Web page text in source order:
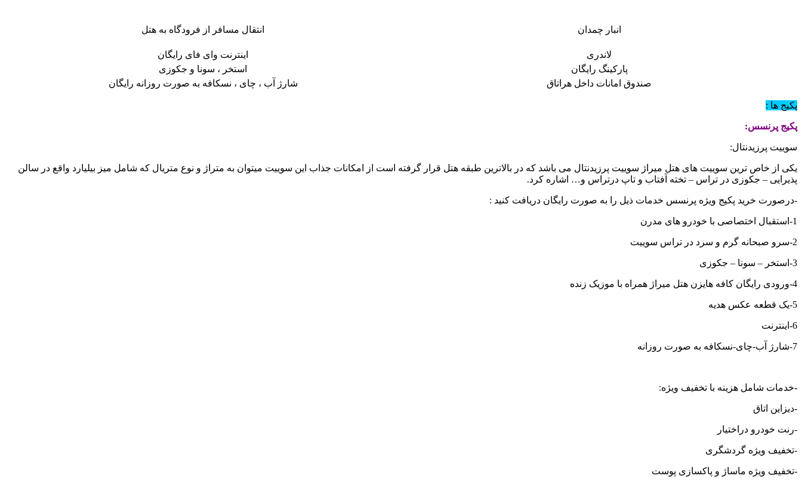
انبار چمدان انتقال مسافر از فرودگاه به هتل
لاندری
اینترنت وای فای رایگان
پارکینگ رایگان
استخر ، سونا و جکوزی
صندوق امانات داخل هراتاق
شارژ آب ، چای ، نسکافه به صورت روزانه رایگان
پکیج ها :
پکیج پرنسس:
سوییت پرزیدنتال:
یکی از خاص ترین سوییت های هتل میراژ سوییت پرزیدنتال می باشد که در بالاترین طبقه هتل قرار گرفته است از امکانات جذاب این سوییت میتوان به متراژ و نوع متریال که شامل میز بیلیارد واقع در سالن
پذیرایی – جکوزی در تراس – تخته آفتاب و تاپ درتراس و… اشاره کرد.
-درصورت خرید پکیج ویژه پرنسس خدمات ذیل را به صورت رایگان دریافت کنید :
1-استقبال اختصاصی با خودرو های مدرن
2-سرو صبحانه گرم و سرد در تراس سوییت
3-استخر – سونا – جکوزی
4-ورودی رایگان کافه هایزن هتل میراژ همراه با موزیک زنده
5-یک قطعه عکس هدیه
6-اینترنت
7-شارژ آب-چای-نسکافه به صورت روزانه
-خدمات شامل هزینه با تخفیف ویژه:
-دیزاین اتاق
-رنت خودرو دراختیار
-تخفیف ویژه گردشگری
-تخفیف ویژه ماساژ و پاکسازی پوست